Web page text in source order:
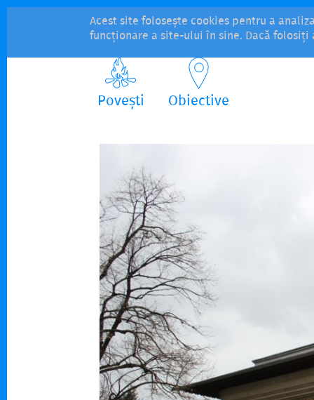
Acest site folosește cookies pentru a
funcționare a site-ului în sine. Dacă
Povești Obiective